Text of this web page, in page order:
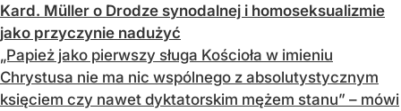
Kard. Müller o Drodze synodalnej i homoseksualizmie
jako przyczynie nadużyć
„Papież jako pierwszy sługa Kościoła w imieniu
Chrystusa nie ma nic wspólnego z absolutystycznym
księciem czy nawet dyktatorskim mężem stanu” – mówi